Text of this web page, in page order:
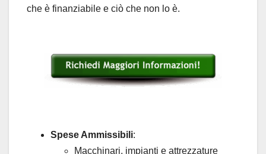
che è finanziabile e ciò che non lo è.
Spese Ammissibili:
Macchinari, impianti e attrezzature